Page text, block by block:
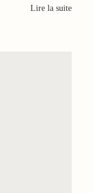
Lire la suite